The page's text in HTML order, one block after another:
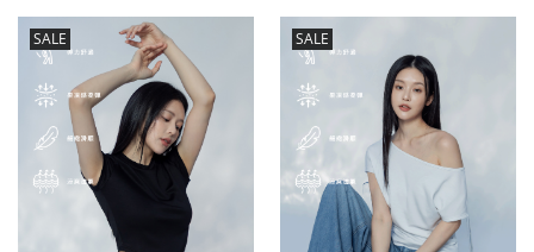
SALE SALE